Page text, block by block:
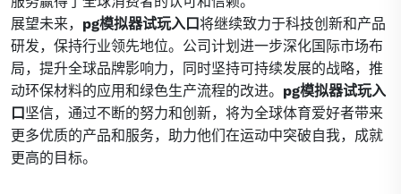
展望未来， pg模拟器试玩入口将继续致力于科技创新和产品
研发，保持行业领先地位。公司计划进一步深化国际市场布
局，提升全球品牌影响力，同时坚持可持续发展的战略，推
动环保材料的应用和绿色生产流程的改进。 pg模拟器试玩入
口坚信，通过不断的努力和创新，将为全球体育爱好者带来
更多优质的产品和服务，助力他们在运动中突破自我，成就
更高的目标。